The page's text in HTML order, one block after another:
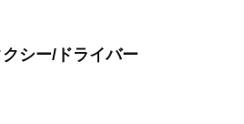
シー/ドライバー